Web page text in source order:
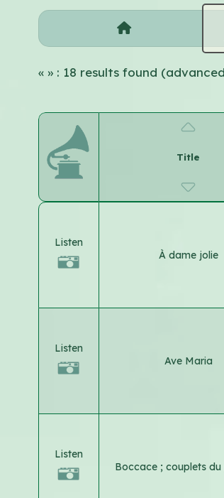
« » : 18 results found
Title
Listen
À dame jolie
Listen
Ave Maria
Listen
Boccace ; couplets du